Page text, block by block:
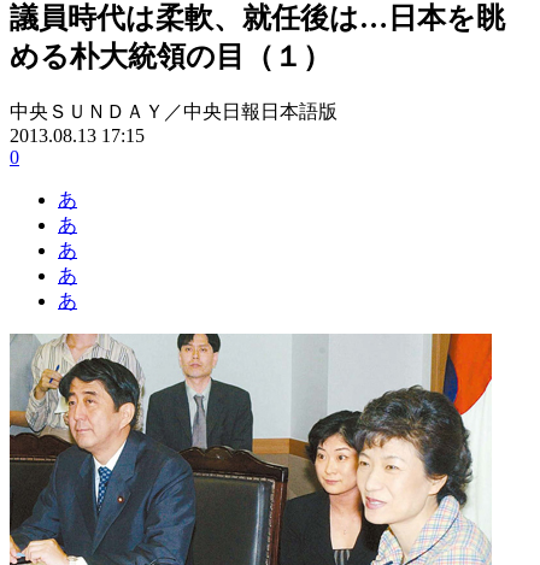
議員時代は柔軟、就任後は…日本を眺
める朴大統領の目（１）
中央ＳＵＮＤＡＹ／中央日報日本語版
2013.08.13 17:15
0
あ
あ
あ
あ
あ